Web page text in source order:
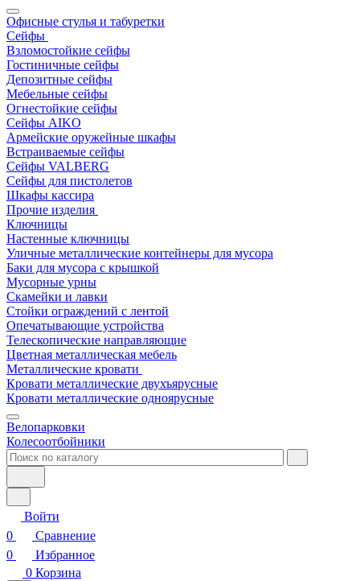
Офисные стулья и табуретки
Сейфы
Взломостойкие сейфы
Гостиничные сейфы
Депозитные сейфы
Мебельные сейфы
Огнестойкие сейфы
Сейфы AIKO
Армейские оружейные шкафы
Встраиваемые сейфы
Сейфы VALBERG
Сейфы для пистолетов
Шкафы кассира
Прочие изделия
Ключницы
Настенные ключницы
Уличные металлические контейнеры для мусора
Баки для мусора с крышкой
Мусорные урны
Скамейки и лавки
Стойки ограждений с лентой
Опечатывающие устройства
Телескопические направляющие
Цветная металлическая мебель
Металлические кровати
Кровати металлические двухъярусные
Кровати металлические одноярусные
Велопарковки
Колесоотбойники
Войти
0
Сравнение
0
Избранное
0 Корзина